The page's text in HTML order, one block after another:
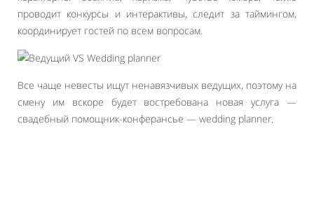
проводит конкурсы и интерактивы, следит за таймингом,
координирует гостей по всем вопросам.
Все чаще невесты ищут ненавязчивых ведущих, поэтому на
смену им вскоре будет востребована новая услуга —
свадебный помощник-конферансье — wedding planner.